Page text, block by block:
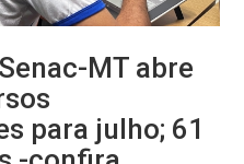
MT abre
para julho; 61